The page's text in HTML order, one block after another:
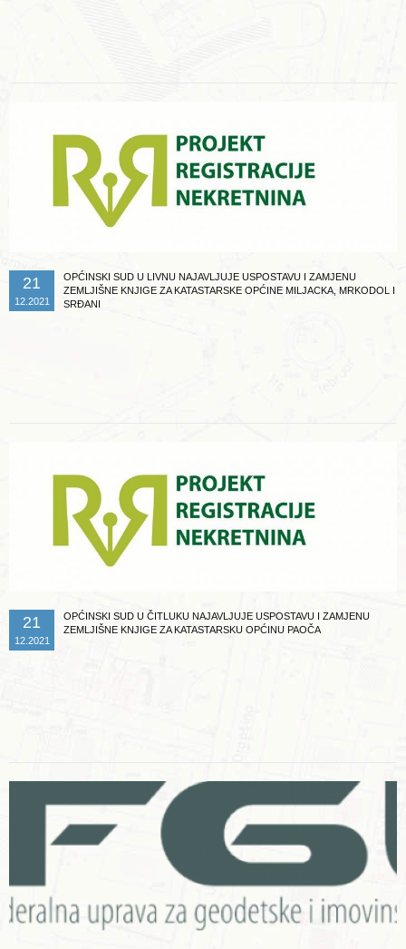
21
12.2021
OPĆINSKI SUD U LIVNU NAJAVLJUJE USPOSTAVU I ZAMJENU
ZEMLJIŠNE KNJIGE ZA KATASTARSKE OPĆINE MILJACKA, MRKODOL I
SRĐANI
21
12.2021
OPĆINSKI SUD U ČITLUKU NAJAVLJUJE USPOSTAVU I ZAMJENU
ZEMLJIŠNE KNJIGE ZA KATASTARSKU OPĆINU PAOČA